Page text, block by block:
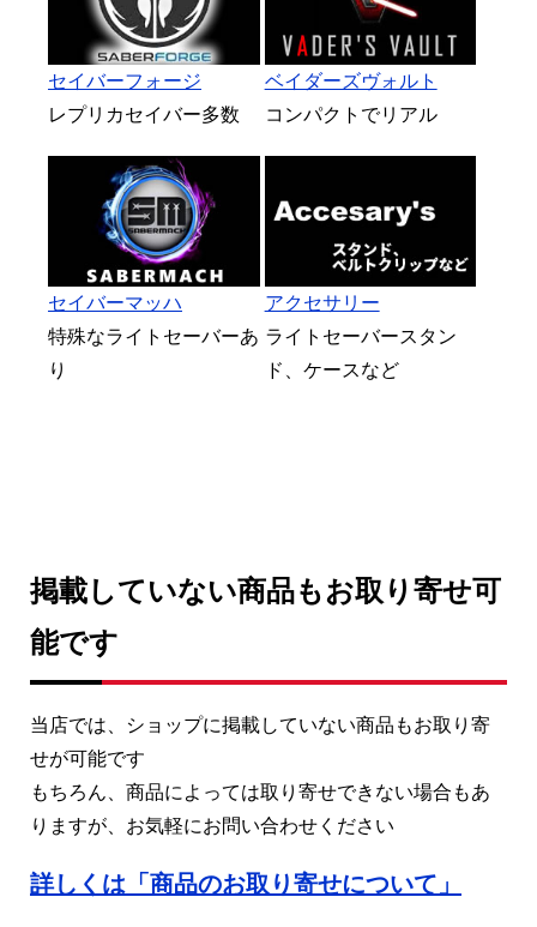
セイバーフォージ
レプリカセイバー多数
ベイダーズヴォルト
コンパクトでリアル
セイバーマッハ
特殊なライトセーバーあ
り
アクセサリー
ライトセーバースタン
ド、ケースなど
掲載していない商品もお取り寄せ可
能です
当店では、ショップに掲載していない商品もお取り寄
せが可能です
もちろん、商品によっては取り寄せできない場合もあ
りますが、お気軽にお問い合わせください
詳しくは「商品のお取り寄せについて」